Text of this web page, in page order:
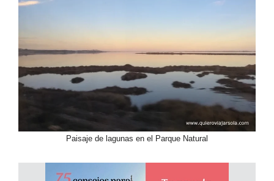
Paisaje de lagunas en el Parque Natural